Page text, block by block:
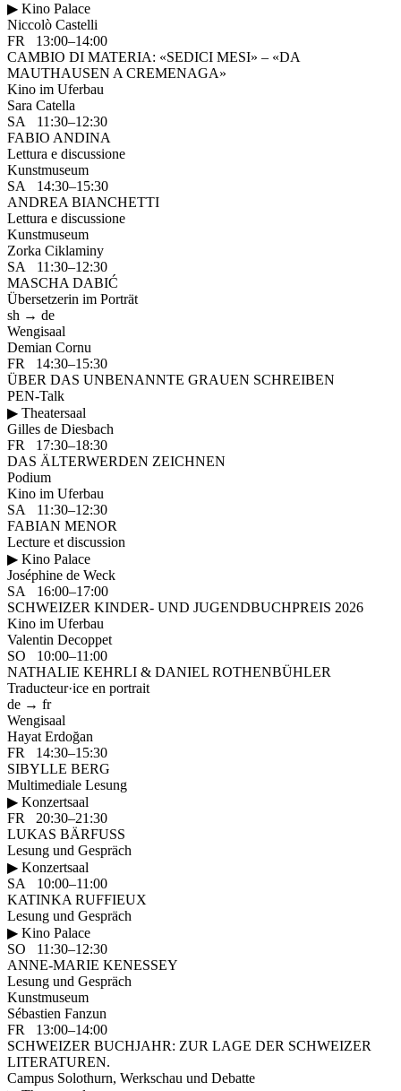
▶ Kino Palace
Niccolò Castelli
FR 13:00–14:00
CAMBIO DI MATERIA: «SEDICI MESI» – «DA
MAUTHAUSEN A CREMENAGA»
Kino im Uferbau
Sara Catella
SA 11:30–12:30
FABIO ANDINA
Lettura e discussione
Kunstmuseum
SA 14:30–15:30
ANDREA BIANCHETTI
Lettura e discussione
Kunstmuseum
Zorka Ciklaminy
SA 11:30–12:30
MASCHA DABIĆ
Übersetzerin im Porträt
sh → de
Wengisaal
Demian Cornu
FR 14:30–15:30
ÜBER DAS UNBENANNTE GRAUEN SCHREIBEN
PEN-Talk
▶ Theatersaal
Gilles de Diesbach
FR 17:30–18:30
DAS ÄLTERWERDEN ZEICHNEN
Podium
Kino im Uferbau
SA 11:30–12:30
FABIAN MENOR
Lecture et discussion
▶ Kino Palace
Joséphine de Weck
SA 16:00–17:00
SCHWEIZER KINDER- UND JUGENDBUCHPREIS 2026
Kino im Uferbau
Valentin Decoppet
SO 10:00–11:00
NATHALIE KEHRLI & DANIEL ROTHENBÜHLER
Traducteur·ice en portrait
de → fr
Wengisaal
Hayat Erdoğan
FR 14:30–15:30
SIBYLLE BERG
Multimediale Lesung
▶ Konzertsaal
FR 20:30–21:30
LUKAS BÄRFUSS
Lesung und Gespräch
▶ Konzertsaal
SA 10:00–11:00
KATINKA RUFFIEUX
Lesung und Gespräch
▶ Kino Palace
SO 11:30–12:30
ANNE-MARIE KENESSEY
Lesung und Gespräch
Kunstmuseum
Sébastien Fanzun
FR 13:00–14:00
SCHWEIZER BUCHJAHR: ZUR LAGE DER SCHWEIZER
LITERATUREN.
Campus Solothurn, Werkschau und Debatte